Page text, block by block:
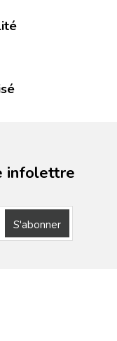
infolettre
S'abonner